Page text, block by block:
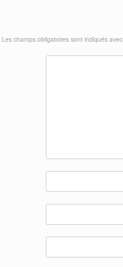
Les champs obligatoires sont indiqués avec